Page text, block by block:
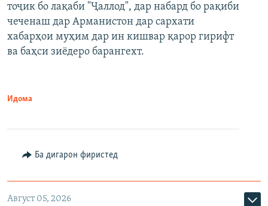
Auto 240p 360p 480p
720p 1080p
480p
тоҷик бо лақаби "Ҷаллод", дар набард бо рақиби
чеченаш дар Арманистон дар сархати
хабарҳои муҳим дар ин кишвар қарор гирифт
ва баҳси зиёдеро барангехт.
Идома
Ба дигарон фиристед
Август 05, 2026